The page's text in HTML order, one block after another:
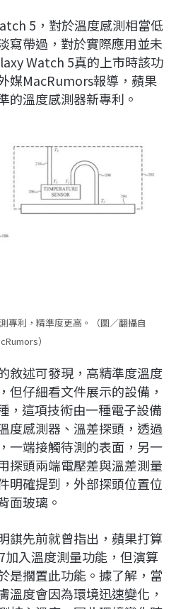
5，對於溫度感測相當低
寫帶過，對於實際應用並未
Watch 5真的上市時該功
媒MacRumors報導，蘋果
的溫度感測器新專利。
專利，精準度更高。（圖／翻攝自
）
敘述可發現，高精準度溫度
但仔細看文件展示的設備，
，這項技術由一種電子設備
度感測器、溫差探頭，透過
一端接觸待測的表面，另一
探頭兩端電壓差與溫差測量
明確提到，外部探頭位置位
面玻璃。
錤先前就曾指出，蘋果打算
入溫度測量功能，但演算
是擱置此功能。據了解，當
溫度會因為環境迅速變化，